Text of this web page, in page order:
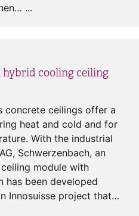
...
cooling ceiling
concrete ceilings offer a
heat and cold and for
With the industrial
Schwerzenbach, an
module with
has been developed
Innosuisse project that…